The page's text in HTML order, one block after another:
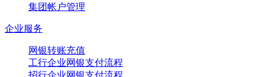
集团帐户管理
企业服务
网银转账充值
工行企业网银支付流程
招行企业网银支付流程